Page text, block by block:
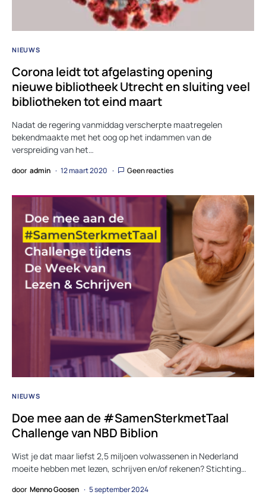
NIEUWS
Corona leidt tot afgelasting opening
nieuwe bibliotheek Utrecht en sluiting veel
bibliotheken tot eind maart
Nadat de regering vanmiddag verscherpte maatregelen
bekendmaakte met het oog op het indammen van de
verspreiding van het…
door admin 12 maart 2020 Geen reacties
NIEUWS
Doe mee aan de #SamenSterkmetTaal
Challenge van NBD Biblion
Wist je dat maar liefst 2,5 miljoen volwassenen in Nederland
moeite hebben met lezen, schrijven en/of rekenen? Stichting…
door Menno Goosen 5 september 2024